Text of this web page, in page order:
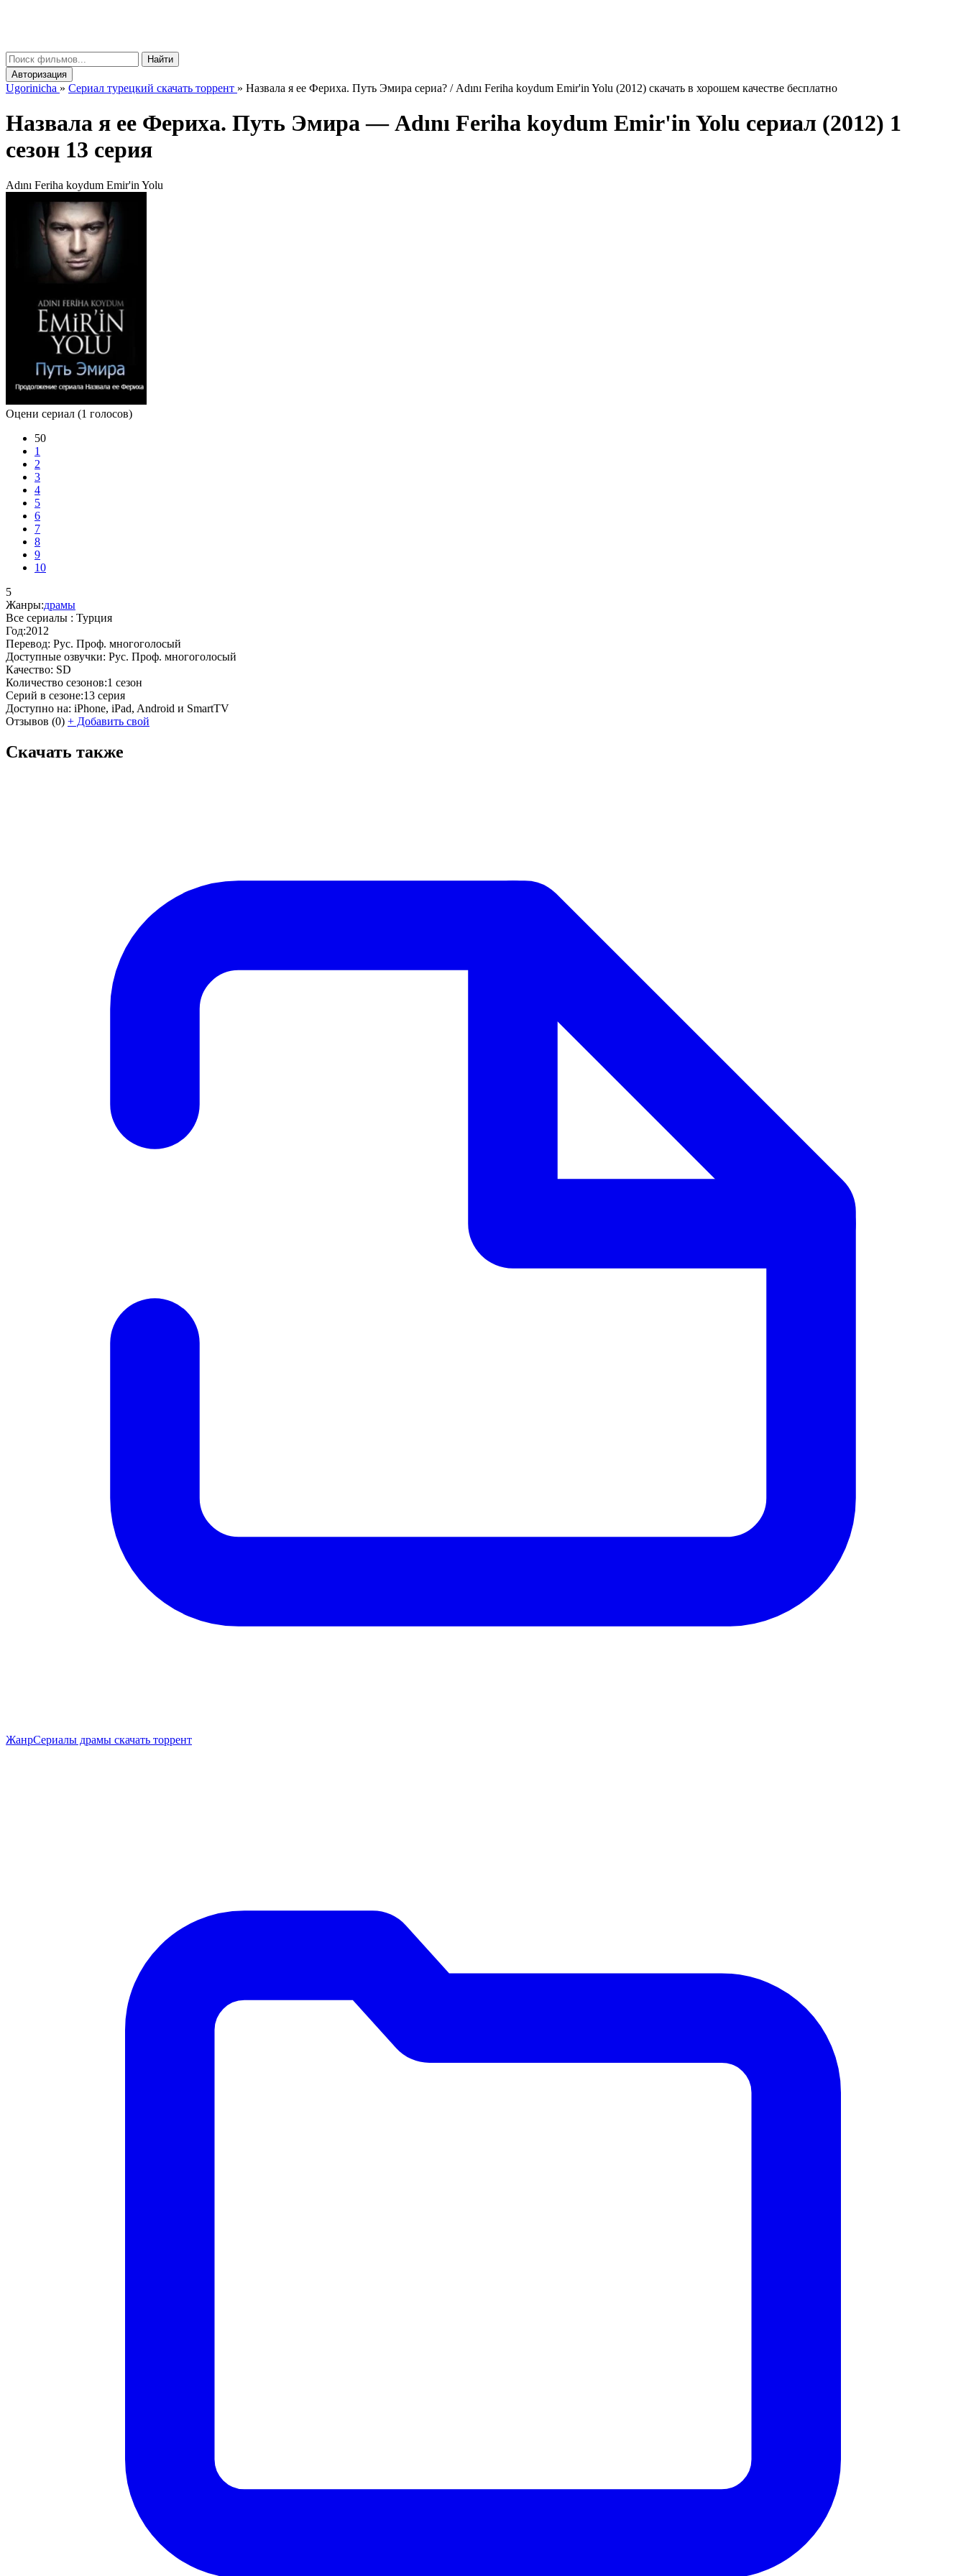
Найти
Авторизация
Ugorinicha » Сериал турецкий скачать торрент » Назвала я ее Фериха. Путь Эмира сериа? / Adını Feriha koydum Emir'in Yolu (2012) скачать в хорошем качестве бесплатно
Назвала я ее Фериха. Путь Эмира —Adını Feriha koydum Emir'in Yolu сериал (2012) 1
сезон 13 серия
Adını Feriha koydum Emir'in Yolu
Оцени сериал (1 голосов)
50
1
2
3
4
5
6
7
8
9
10
5
Жанры:драмы
Все сериалы : Турция
Год:2012
Перевод: Рус. Проф. многоголосый
Доступные озвучки: Рус. Проф. многоголосый
Качество: SD
Количество сезонов:1 сезон
Серий в сезоне:13 серия
Доступно на: iPhone, iPad, Android и SmartTV
Отзывов (0) + Добавить свой
Скачать также
ЖанрСериалы драмы скачать торрент